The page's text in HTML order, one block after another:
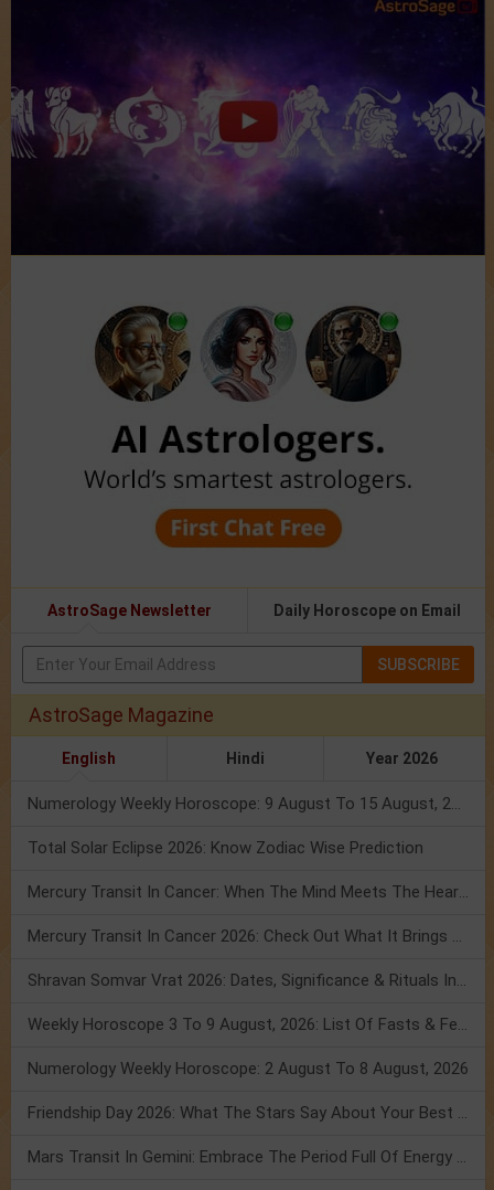
AstroSage Newsletter Daily Horoscope on Email
SUBSCRIBE
AstroSage Magazine
English Hindi Year 2026
Numerology Weekly Horoscope: 9 August To 15 August, 2026
Total Solar Eclipse 2026: Know Zodiac Wise Prediction
Mercury Transit In Cancer: When The Mind Meets The Heart!
Mercury Transit In Cancer 2026: Check Out What It Brings For You
Shravan Somvar Vrat 2026: Dates, Significance & Rituals In August
Weekly Horoscope 3 To 9 August, 2026: List Of Fasts & Festivals
Numerology Weekly Horoscope: 2 August To 8 August, 2026
Friendship Day 2026: What The Stars Say About Your Best Friend!
Mars Transit In Gemini: Embrace The Period Full Of Energy & Intelligence